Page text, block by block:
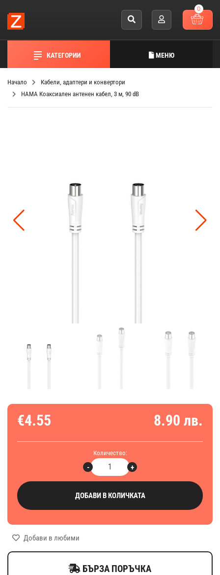
0
КАТЕГОРИИ МЕНЮ
Начало
Кабели, адаптери и конвертори
HAMA Коаксиален антенен кабел, 3 м, 90 dB
€4.55 8.90 лв.
Количество:
+
-
ДОБАВИ В КОЛИЧКАТА
Добави в любими
БЪРЗА ПОРЪЧКА